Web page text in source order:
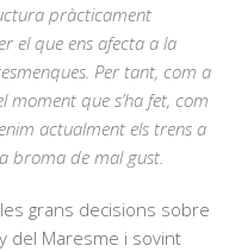
pràcticament
el que ens afecta a la
Per tant, com a
que s’ha fet, com
actualment els trens a
broma de mal gust.
grans decisions sobre
del Maresme i sovint